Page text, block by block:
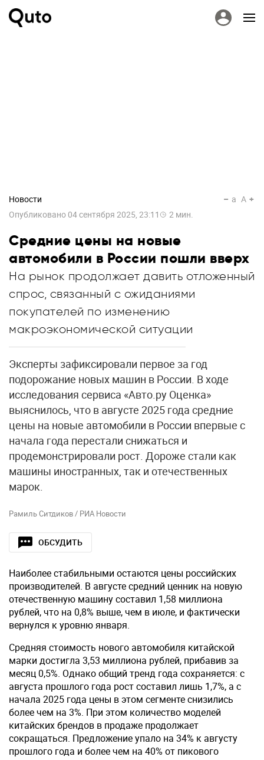
Новости
Опубликовано 04 сентября 2025, 23:11 2 мин.
a A
Средние цены на новые
автомобили в России пошли вверх
На рынок продолжает давить отложенный
спрос, связанный с ожиданиями
покупателей по изменению
макроэкономической ситуации
Эксперты зафиксировали первое за год
подорожание новых машин в России. В ходе
исследования сервиса «Авто.ру Оценка»
выяснилось, что в августе 2025 года средние
цены на новые автомобили в России впервые с
начала года перестали снижаться и
продемонстрировали рост. Дороже стали как
машины иностранных, так и отечественных
марок.
Рамиль Ситдиков / РИА Новости
ОБСУДИТЬ
Наиболее стабильными остаются цены российских
производителей. В августе средний ценник на новую
отечественную машину составил 1,58 миллиона
рублей, что на 0,8% выше, чем в июле, и фактически
вернулся к уровню января.
Средняя стоимость нового автомобиля китайской
марки достигла 3,53 миллиона рублей, прибавив за
месяц 0,5%. Однако общий тренд года сохраняется: с
августа прошлого года рост составил лишь 1,7%, а с
начала 2025 года цены в этом сегменте снизились
более чем на 3%. При этом количество моделей
китайских брендов в продаже продолжает
сокращаться. Предложение упало на 34% к августу
прошлого года и более чем на 40% от пикового